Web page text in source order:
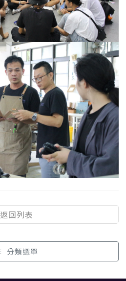
分類選單
返回列表